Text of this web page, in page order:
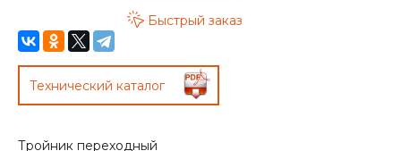
Быстрый заказ
Технический каталог
Тройник переходный